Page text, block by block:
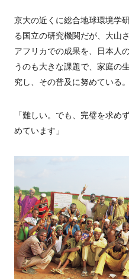
京大の近くに総合地球環境学
る国立の研究機関だが、大山
アフリカでの成果を、日本人
うのも大きな課題で、家庭の
究し、その普及に努めている。
「難しい。でも、完璧を求め
めています」